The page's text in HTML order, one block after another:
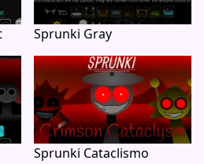
Sprunki Gray
Sprunki Cataclismo